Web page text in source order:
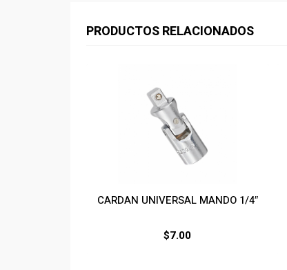
PRODUCTOS RELACIONADOS
CARDAN UNIVERSAL MANDO 1/4″
$7.00